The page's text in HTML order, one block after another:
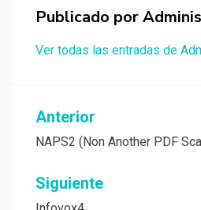
Publicado por
Ver todas las entradas de
Navegación
de
entradas
Anterior
NAPS2 (Non Another PDF
Siguiente